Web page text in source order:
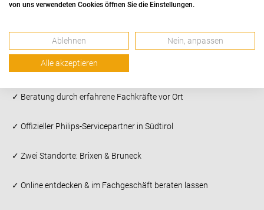
Philips Babyprodukte wie Flaschenwärmer, Sterilisatoren oder
IHRE VORTEILE BEI REICHHALTER
✓ Spezialisiertes Sortiment für Baby Care Elektronik
✓ Beratung durch erfahrene Fachkräfte vor Ort
✓ Offizieller Philips-Servicepartner in Südtirol
✓ Zwei Standorte: Brixen & Bruneck
✓ Online entdecken & im Fachgeschäft beraten lassen
von uns verwendeten Cookies öffnen Sie die Einstellungen.
Ablehnen Nein, anpassen
Alle akzeptieren